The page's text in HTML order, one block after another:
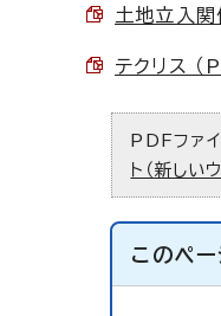
土地立入
テクリス
PDFファ
ト（新しい
このペ